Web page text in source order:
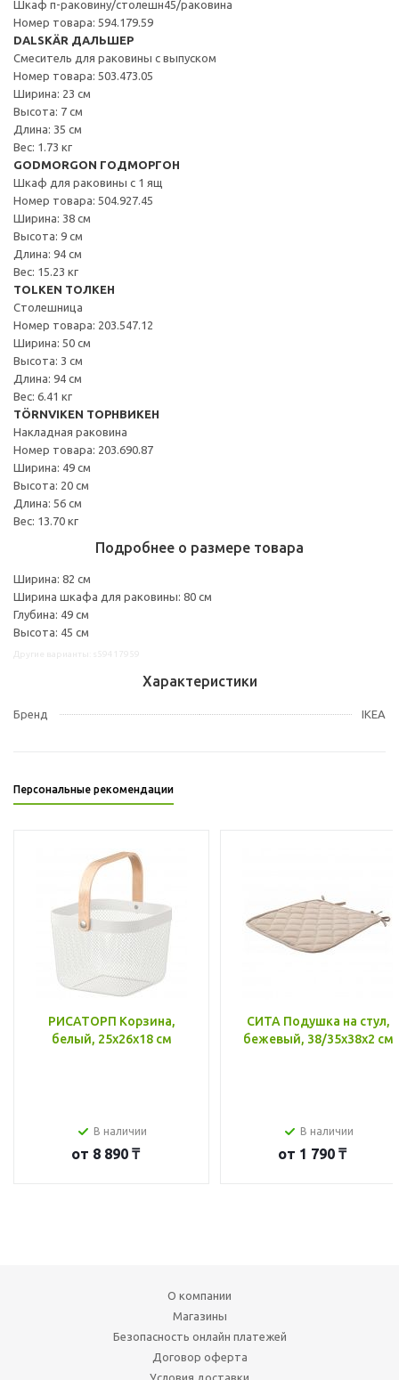
Шкаф п-раковину/столешн45/раковина
Номер товара: 594.179.59
DALSKÄR ДАЛЬШЕР
Смеситель для раковины с выпуском
Номер товара: 503.473.05
Ширина: 23 см
Высота: 7 см
Длина: 35 см
Вес: 1.73 кг
GODMORGON ГОДМОРГОН
Шкаф для раковины с 1 ящ
Номер товара: 504.927.45
Ширина: 38 см
Высота: 9 см
Длина: 94 см
Вес: 15.23 кг
TOLKEN ТОЛКЕН
Столешница
Номер товара: 203.547.12
Ширина: 50 см
Высота: 3 см
Длина: 94 см
Вес: 6.41 кг
TÖRNVIKEN ТОРНВИКЕН
Накладная раковина
Номер товара: 203.690.87
Ширина: 49 см
Высота: 20 см
Длина: 56 см
Вес: 13.70 кг
Подробнее о размере товара
Ширина: 82 см
Ширина шкафа для раковины: 80 см
Глубина: 49 см
Высота: 45 см
Характеристики
Бренд IKEA
Персональные рекомендации
РИСАТОРП Корзина,
белый, 25x26x18 см
В наличии
от 8 890 ₸
СИТА Подушка на стул,
бежевый, 38/35x38x2 см
В наличии
от 1 790 ₸
О компании
Магазины
Безопасность онлайн платежей
Договор оферта
Условия доставки